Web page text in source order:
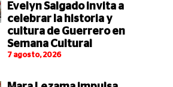
Evelyn Salgado invita a
celebrar la historia y
cultura de Guerrero en
Semana Cultural
7 agosto, 2026